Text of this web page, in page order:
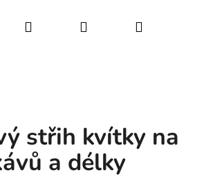
Kontakty - máte nějaký dotaz?
Hledat PřihlášeníNákupní
střih kvítky na
a délky